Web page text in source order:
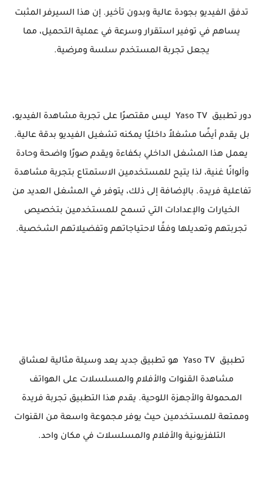
تدفق الفيديو بجودة عالية وبدون تأخير. إن هذا السيرفر المثبت
يساهم في توفير استقرار وسرعة في عملية التحميل، مما
يجعل تجربة المستخدم سلسة ومرضية.
دور تطبيق Yaso TV ليس مقتصرًا على تجربة مشاهدة الفيديو،
بل يقدم أيضًا مشغلاً داخليًا يمكنه تشغيل الفيديو بدقة عالية.
يعمل هذا المشغل الداخلي بكفاءة ويقدم صورًا واضحة وحادة
وألوانًا غنية، لذا يتيح للمستخدمين الاستمتاع بتجربة مشاهدة
تفاعلية فريدة. بالإضافة إلى ذلك، يتوفر في المشغل العديد من
الخيارات والإعدادات التي تسمح للمستخدمين بتخصيص
تجربتهم وتعديلها وفقًا لاحتياجاتهم وتفضيلاتهم الشخصية.
تطبيق Yaso TV هو تطبيق جديد يعد وسيلة مثالية لعشاق
مشاهدة القنوات والأفلام والمسلسلات على الهواتف
المحمولة والأجهزة اللوحية. يقدم هذا التطبيق تجربة فريدة
وممتعة للمستخدمين حيث يوفر مجموعة واسعة من القنوات
التلفزيونية والأفلام والمسلسلات في مكان واحد.